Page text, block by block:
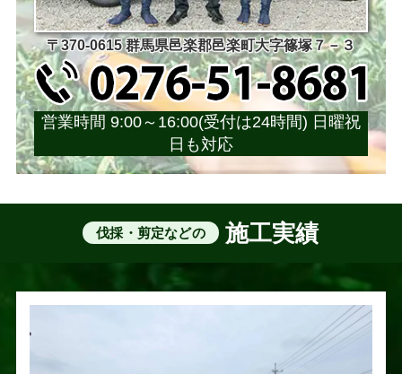
〒370-0615 群馬県邑楽郡邑楽町大字篠塚７－３
営業時間 9:00～16:00(受付は24時間) 日曜祝
日も対応
伐採・剪定などの 施工実績